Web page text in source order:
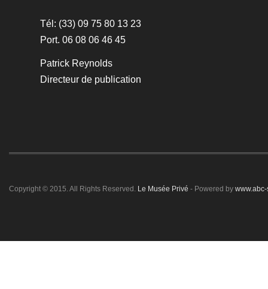
Tél: (33) 09 75 80 13 23
Port. 06 08 06 46 45
Patrick Reynolds
Directeur de publication
Copyright © 2015. All Rights Reserved. Le Musée Privé - Powered by